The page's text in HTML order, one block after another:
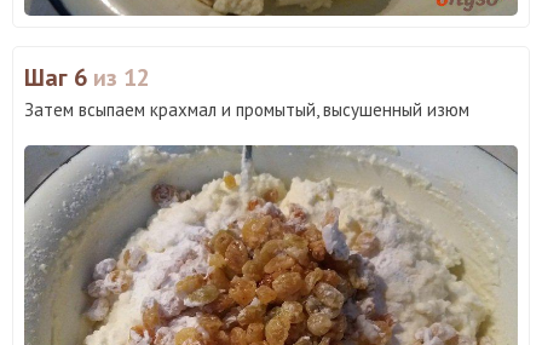
Шаг 6 из 12
Затем всыпаем крахмал и промытый, высушенный изюм